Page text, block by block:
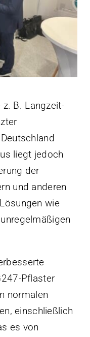
z. B. Langzeit-
liegt jedoch
der
und anderen
wie
Pflaster
normalen
einschließlich
es von